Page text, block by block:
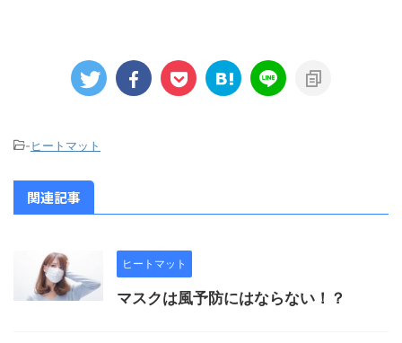
-ヒートマット
関連記事
ヒートマット
マスクは風予防にはならない！？